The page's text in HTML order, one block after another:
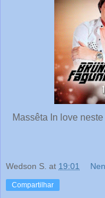
Massêta In love
Wedson S. at 19:01
Compartilhar